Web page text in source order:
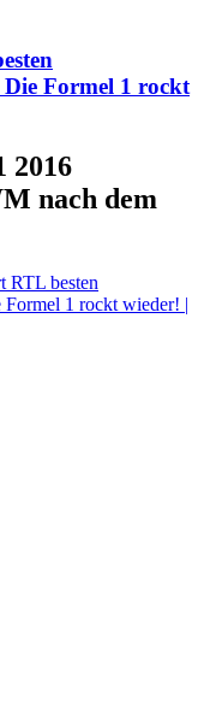
Formel 1 rockt
2016
nach dem
RTL besten
Formel 1 rockt wieder! |